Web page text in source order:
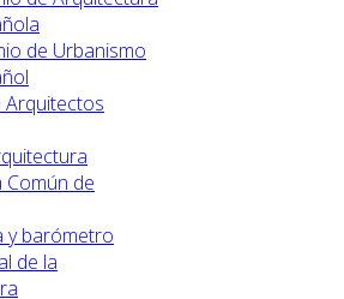
de Urbanismo
Arquitectos
Común de
y barómetro
de la